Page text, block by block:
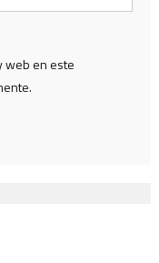
web en este